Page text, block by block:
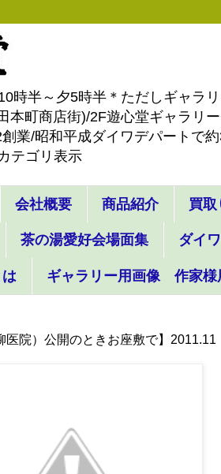
時半～夕5時半＊ただしギャラ
本町商店街)/2F遊心堂ギャラリ
業/昭和平成ダイワデパートで
テゴリ表示
会社概要 商品紹介 買取
茶の湯愛好会場面集 ダイ
は ギャラリー用画像 作家様
院）公開のときお座敷で】2011.11